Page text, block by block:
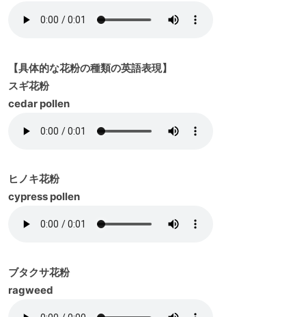
【具体的な花粉の種類の英語表現】
スギ花粉
cedar pollen
ヒノキ花粉
cypress pollen
ブタクサ花粉
ragweed